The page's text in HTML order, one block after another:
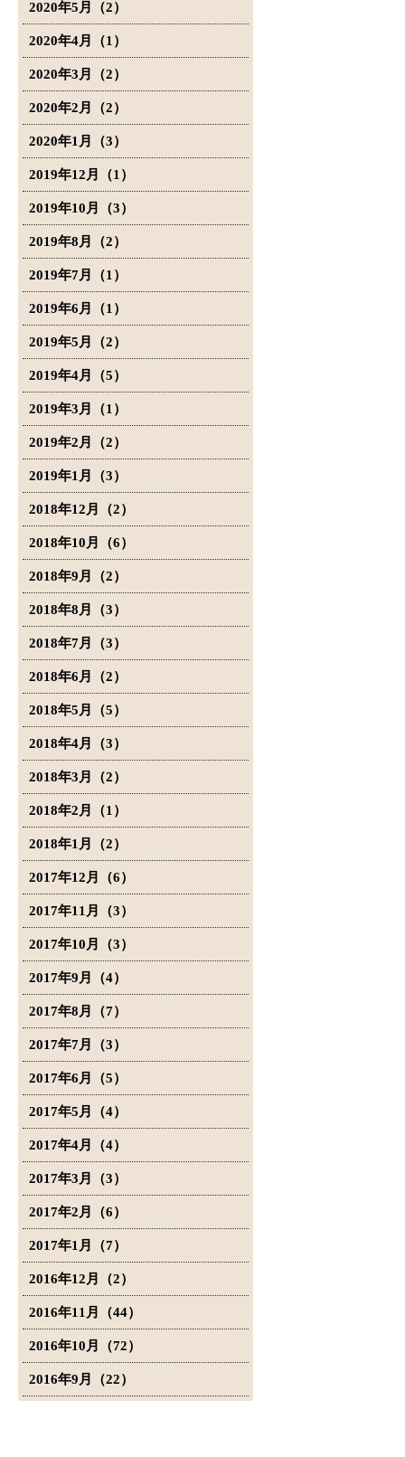
2020年5月（2）
2020年4月（1）
2020年3月（2）
2020年2月（2）
2020年1月（3）
2019年12月（1）
2019年10月（3）
2019年8月（2）
2019年7月（1）
2019年6月（1）
2019年5月（2）
2019年4月（5）
2019年3月（1）
2019年2月（2）
2019年1月（3）
2018年12月（2）
2018年10月（6）
2018年9月（2）
2018年8月（3）
2018年7月（3）
2018年6月（2）
2018年5月（5）
2018年4月（3）
2018年3月（2）
2018年2月（1）
2018年1月（2）
2017年12月（6）
2017年11月（3）
2017年10月（3）
2017年9月（4）
2017年8月（7）
2017年7月（3）
2017年6月（5）
2017年5月（4）
2017年4月（4）
2017年3月（3）
2017年2月（6）
2017年1月（7）
2016年12月（2）
2016年11月（44）
2016年10月（72）
2016年9月（22）